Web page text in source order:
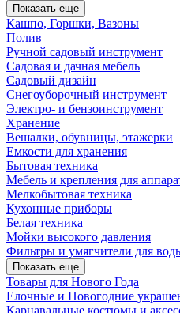
Показать еще
Кашпо, Горшки, Вазоны
Полив
Ручной садовый инструмент
Садовая и дачная мебель
Садовый дизайн
Снегоуборочный инструмент
Электро- и бензоинструмент
Хранение
Вешалки, обувницы, этажерки
Емкости для хранения
Бытовая техника
Мебель и крепления для
Мелкобытовая техника
Кухонные приборы
Белая техника
Мойки высокого давления
Фильтры и умягчители для
Показать еще
Товары для Нового Года
Елочные и Новогодние
Карнавальные костюмы и